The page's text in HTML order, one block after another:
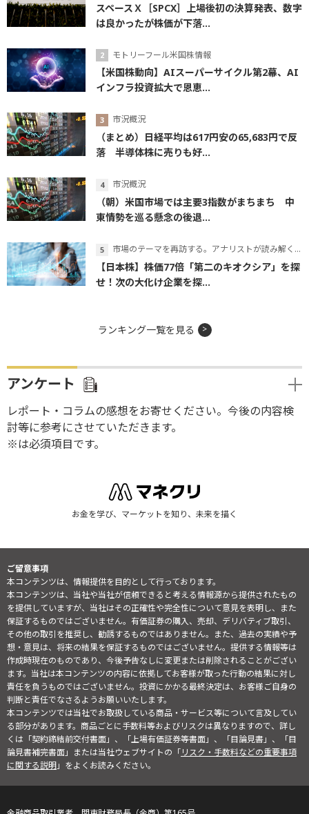
スペースＸ［SPCX］上場後初の決算発表、数字
は良かったが株価が下落...
モトリーフール米国株情報
【米国株動向】AIスーパーサイクル第2幕、AI
インフラ投資拡大で恩恵...
市況概況
（まとめ）日経平均は617円安の65,683円で反
落 半導体株に売りも好...
市況概況
（朝）米国市場では主要3指数がまちまち 中
東情勢を巡る懸念の後退...
市場のテーマを再訪する。アナリストが読み解くテーマの本質
【日本株】株価77倍「第二のキオクシア」を探
せ！次の大化け企業を探...
ランキング一覧を見る
アンケート
レポート・コラムの感想をお寄せください。今後の内容検
討等に参考にさせていただきます。
※は必須項目です。
お金を学び、マーケットを知り、未来を描く
ご留意事項
本コンテンツは、情報提供を目的として行っております。
本コンテンツは、当社や当社が信頼できると考える情報源から提供されたもの
を提供していますが、当社はその正確性や完全性について意見を表明し、また
保証するものではございません。有価証券の購入、売却、デリバティブ取引、
その他の取引を推奨し、勧誘するものではありません。また、過去の実績や予
想・意見は、将来の結果を保証するものではございません。提供する情報等は
作成時現在のものであり、今後予告なしに変更または削除されることがござい
ます。当社は本コンテンツの内容に依拠してお客様が取った行動の結果に対し
責任を負うものではございません。投資にかかる最終決定は、お客様ご自身の
判断と責任でなさるようお願いいたします。
本コンテンツでは当社でお取扱している商品・サービス等について言及してい
る部分があります。商品ごとに手数料等およびリスクは異なりますので、詳し
くは「契約締結前交付書面」、「上場有価証券等書面」、「目論見書」、「目
論見書補完書面」または当社ウェブサイトの「リスク・手数料などの重要事項
に関する説明」をよくお読みください。